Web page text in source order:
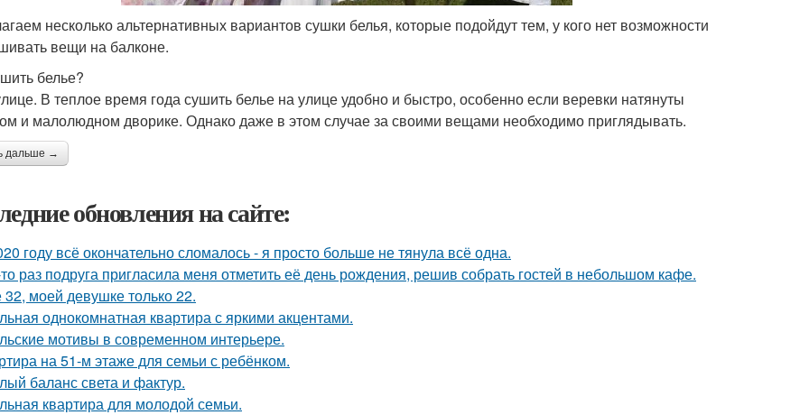
несколько альтернативных вариантов сушки белья, которые подойдут тем, у кого нет возможности
вещи на балконе.
белье?
В теплое время года сушить белье на улице удобно и быстро, особенно если веревки натянуты
и малолюдном дворике. Однако даже в этом случае за своими вещами необходимо приглядывать.
дальше →
обновления на сайте:
году всё окончательно сломалось - я просто больше не тянула всё одна.
раз подруга пригласила меня отметить её день рождения, решив собрать гостей в небольшом кафе.
моей девушке только 22.
однокомнатная квартира с яркими акцентами.
мотивы в современном интерьере.
на 51-м этаже для семьи с ребёнком.
баланс света и фактур.
квартира для молодой семьи.